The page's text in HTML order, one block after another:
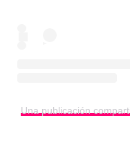
Una publicación